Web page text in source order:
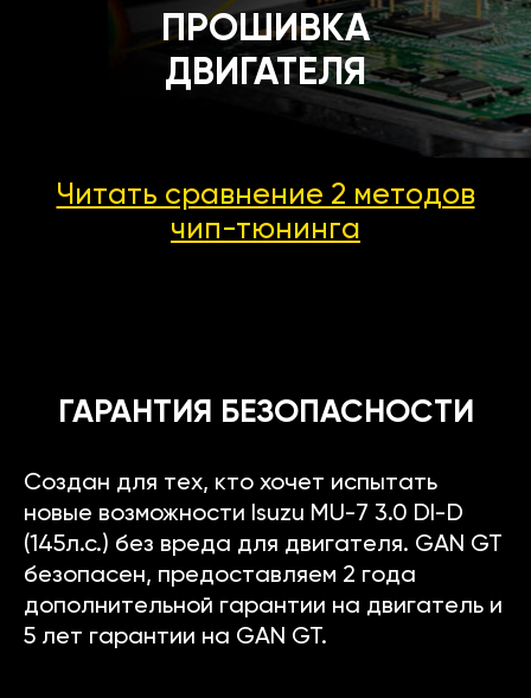
ПРОШИВКА
ДВИГАТЕЛЯ
Читать сравнение 2 методов
чип-тюнинга
ГАРАНТИЯ БЕЗОПАСНОСТИ
Создан для тех, кто хочет испытать
новые возможности Isuzu MU-7 3.0 DI-D
(145л.с.) без вреда для двигателя. GAN GT
безопасен, предоставляем 2 года
дополнительной гарантии на двигатель и
5 лет гарантии на GAN GT.